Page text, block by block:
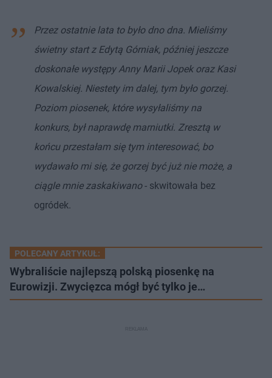
Przez ostatnie lata to było dno dna. Mieliśmy
świetny start z Edytą Górniak, później jeszcze
doskonałe występy Anny Marii Jopek oraz Kasi
Kowalskiej. Niestety im dalej, tym było gorzej.
Poziom piosenek, które wysyłaliśmy na
konkurs, był naprawdę marniutki. Zresztą w
końcu przestałam się tym interesować, bo
wydawało mi się, że gorzej być już nie może, a
ciągle mnie zaskakiwano- skwitowała bez
ogródek.
POLECANY ARTYKUŁ:
Wybraliście najlepszą polską piosenkę na
Eurowizji. Zwycięzca mógł być tylko je…